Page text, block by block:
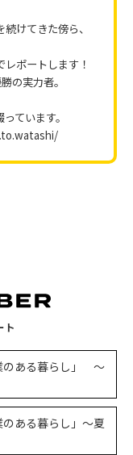
けてきた傍ら、
ポートします！
の実力者。
ています。
ト
のある暮らし」 ～
ある暮らし」〜夏